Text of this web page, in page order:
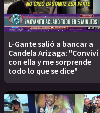
L-Gante salió a bancar a
Candela Arizaga: "Conviví
con ella y me sorprende
todo lo que se dice"